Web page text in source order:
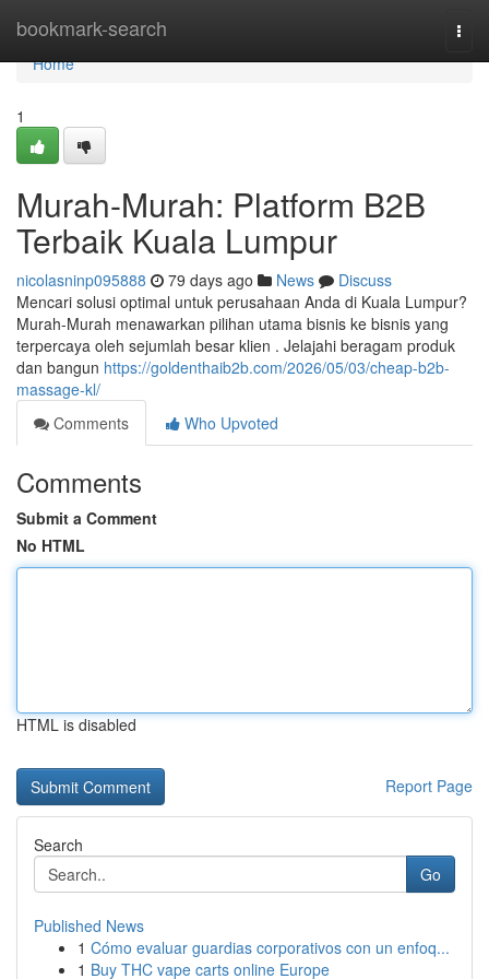
bookmark-search
Home
Home
1
Murah-Murah: Platform B2B
Terbaik Kuala Lumpur
nicolasninp095888 79 days ago News
Discuss
Mencari solusi optimal untuk perusahaan Anda di Kuala Lumpur?
Murah-Murah menawarkan pilihan utama bisnis ke bisnis yang
terpercaya oleh sejumlah besar klien . Jelajahi beragam produk
dan bangun https://goldenthaib2b.com/2026/05/03/cheap-b2b-
massage-kl/
Comments
Who Upvoted
Comments
Submit a Comment
No HTML
HTML is disabled
Report Page
Search
Go
Published News
1 Cómo evaluar guardias corporativos con un enfoq...
1 Buy THC vape carts online Europe